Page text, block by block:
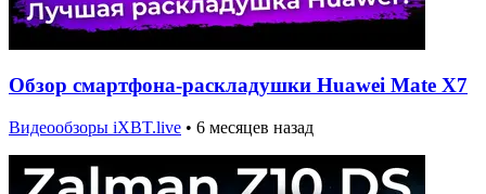
Обзор смартфона-раскладушки Huawei Mate X7
Видеообзоры iXBT.live • 6 месяцев назад